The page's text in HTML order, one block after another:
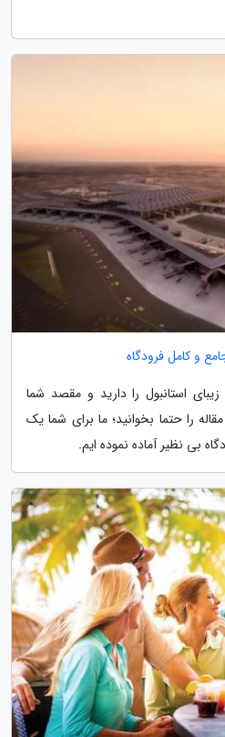
و کامل فرودگاه
استانبول را دارید و مقصد شما
را حتما بخوانید؛ ما برای شما یک
بی نظیر آماده نموده ایم.